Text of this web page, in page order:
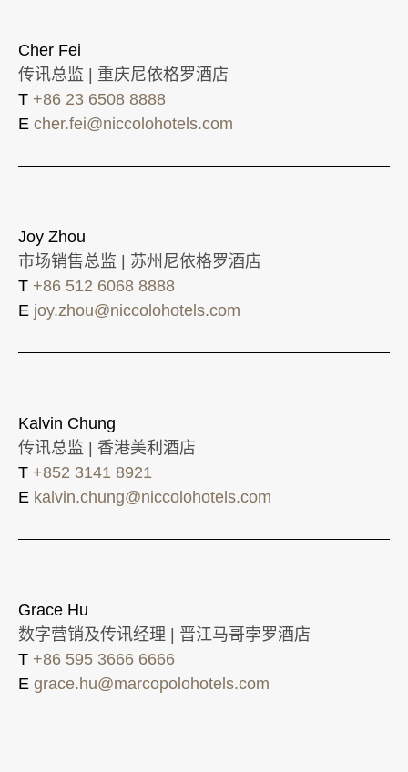
Cher Fei
传讯总监 | 重庆尼依格罗酒店
T +86 23 6508 8888
E cher.fei@niccolohotels.com
Joy Zhou
市场销售总监 | 苏州尼依格罗酒店
T +86 512 6068 8888
E joy.zhou@niccolohotels.com
Kalvin Chung
传讯总监 | 香港美利酒店
T +852 3141 8921
E kalvin.chung@niccolohotels.com
Grace Hu
数字营销及传讯经理 | 晋江马哥孛罗酒店
T +86 595 3666 6666
E grace.hu@marcopolohotels.com